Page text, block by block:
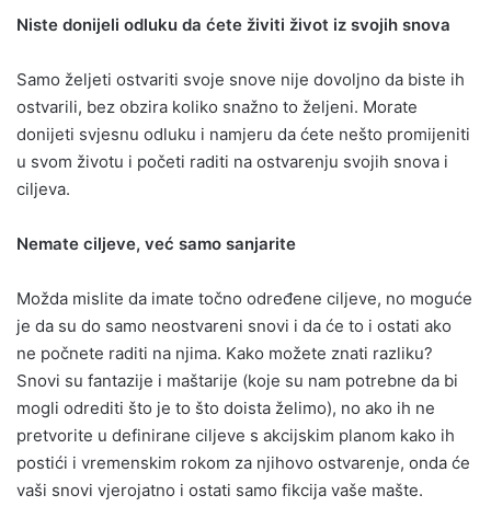
Niste donijeli odluku da ćete živiti život iz svojih snova
Samo željeti ostvariti svoje snove nije dovoljno da biste ih
ostvarili, bez obzira koliko snažno to željeni. Morate
donijeti svjesnu odluku i namjeru da ćete nešto promijeniti
u svom životu i početi raditi na ostvarenju svojih snova i
ciljeva.
Nemate ciljeve, već samo sanjarite
Možda mislite da imate točno određene ciljeve, no moguće
je da su do samo neostvareni snovi i da će to i ostati ako
ne počnete raditi na njima. Kako možete znati razliku?
Snovi su fantazije i maštarije (koje su nam potrebne da bi
mogli odrediti što je to što doista želimo), no ako ih ne
pretvorite u definirane ciljeve s akcijskim planom kako ih
postići i vremenskim rokom za njihovo ostvarenje, onda će
vaši snovi vjerojatno i ostati samo fikcija vaše mašte.